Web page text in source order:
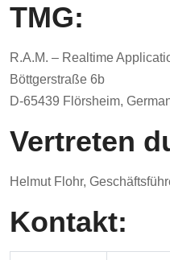
TMG:
R.A.M. – Realtime
Böttgerstraße 6b
D-65439 Flörsheim,
Vertreten
Helmut Flohr,
Kontakt: